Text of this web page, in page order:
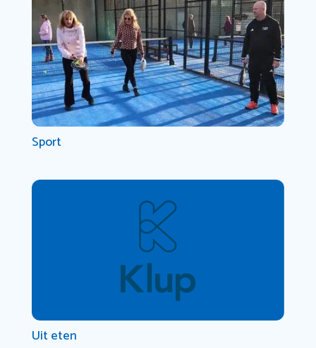
Sport
Uit eten